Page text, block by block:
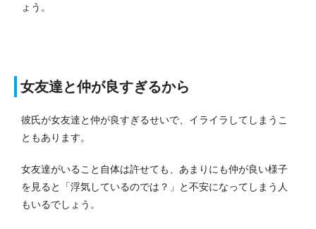
ょう。
女友達と仲が良すぎるから
彼氏が女友達と仲が良すぎるせいで、イライラしてしまうこ
ともあります。
女友達がいること自体は許せても、あまりにも仲が良い様子
を見ると「浮気しているのでは？」と不安になってしまう人
もいるでしょう。